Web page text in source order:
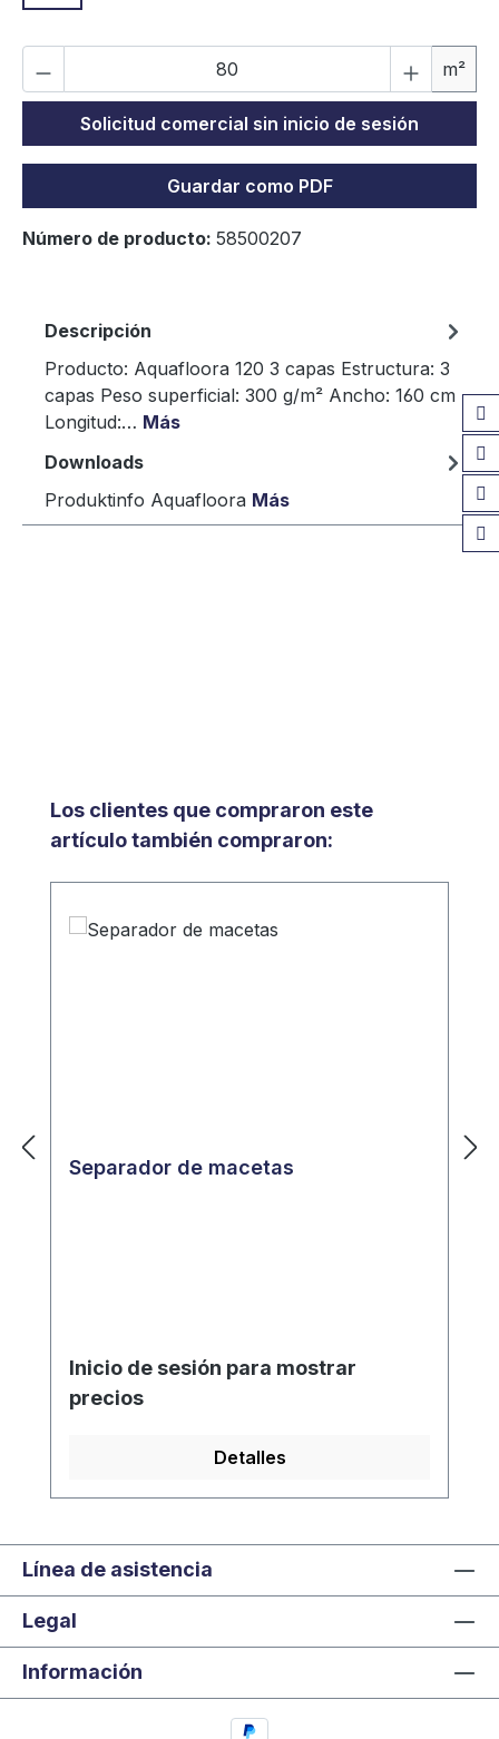
m²
Solicitud comercial sin inicio de sesión
Guardar como PDF
Número de producto: 58500207
Descripción
Producto: Aquafloora 120 3 capas Estructura: 3
capas Peso superficial: 300 g/m² Ancho: 160 cm
Longitud:… Más
Downloads
Produktinfo Aquafloora Más
Omitir la galería de productos
Los clientes que compraron este
artículo también compraron:
Separador de macetas
Inicio de sesión para mostrar
precios
Detalles
Línea de asistencia
Legal
Información